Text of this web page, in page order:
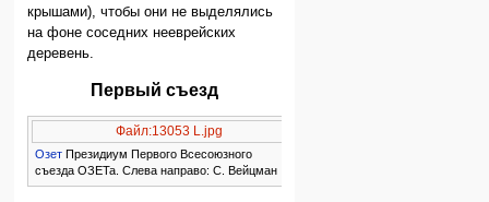
крышами), чтобы они не выделялись
на фоне соседних нееврейских
деревень.
Первый съезд
Файл:13053 L.jpg
Озет Президиум Первого Всесоюзного
съезда ОЗЕТа. Слева направо: С. Вейцман